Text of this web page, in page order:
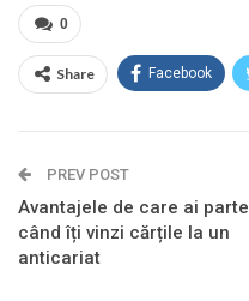
0
Share Facebook
PREV POST
Avantajele de care ai parte
când îți vinzi cărțile la un
anticariat